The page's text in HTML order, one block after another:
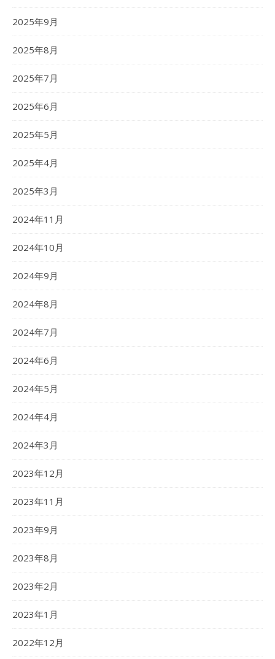
2025年9月
2025年8月
2025年7月
2025年6月
2025年5月
2025年4月
2025年3月
2024年11月
2024年10月
2024年9月
2024年8月
2024年7月
2024年6月
2024年5月
2024年4月
2024年3月
2023年12月
2023年11月
2023年9月
2023年8月
2023年2月
2023年1月
2022年12月